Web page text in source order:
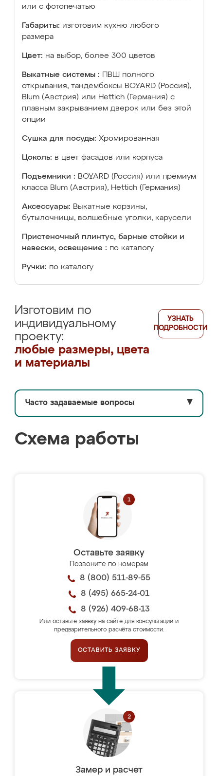
или с фотопечатью
Габариты: изготовим кухню любого
размера
Цвет: на выбор, более 300 цветов
Выкатные системы :
ПВШ полного
открывания, тандембоксы BOYARD (Россия),
Blum (Австрия) или Hettich (Германия) с
плавным закрыванием дверок или без этой
опции
Сушка для посуды: Хромированная
Цоколь: в цвет фасадов или корпуса
Подъемники : BOYARD (Россия) или премиум
класса Blum (Австрия), Hettich (Германия)
Аксессуары: Выкатные корзины,
бутылочницы, волшебные уголки, карусели
Пристеночный плинтус, барные стойки и
навески, освещение : по каталогу
Ручки: по каталогу
Изготовим по
индивидуальному
проекту:
любые размеры, цвета
и материалы
УЗНАТЬ
ПОДРОБНОСТИ
Часто задаваемые вопросы ▼
Схема работы
Оставьте заявку
Позвоните по номерам
8 (800) 511-89-55
8 (495) 665-24-01
8 (926) 409-68-13
Или оставьте заявку на сайте для консультации и
предварительного расчёта стоимости.
ОСТАВИТЬ ЗАЯВКУ
Замер и расчет